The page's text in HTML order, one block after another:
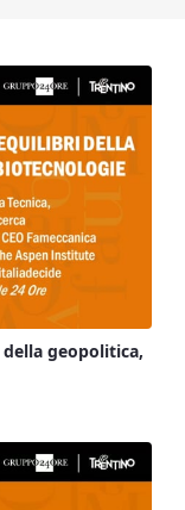
geopolitica,